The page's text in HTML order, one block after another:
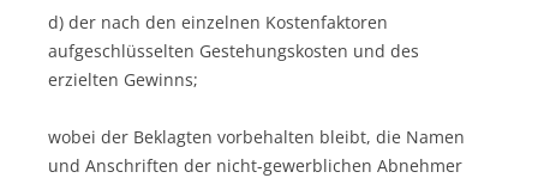
d) der nach den einzelnen Kostenfaktoren
aufgeschlüsselten Gestehungskosten und des
erzielten Gewinns;
wobei der Beklagten vorbehalten bleibt, die Namen
und Anschriften der nicht-gewerblichen Abnehmer